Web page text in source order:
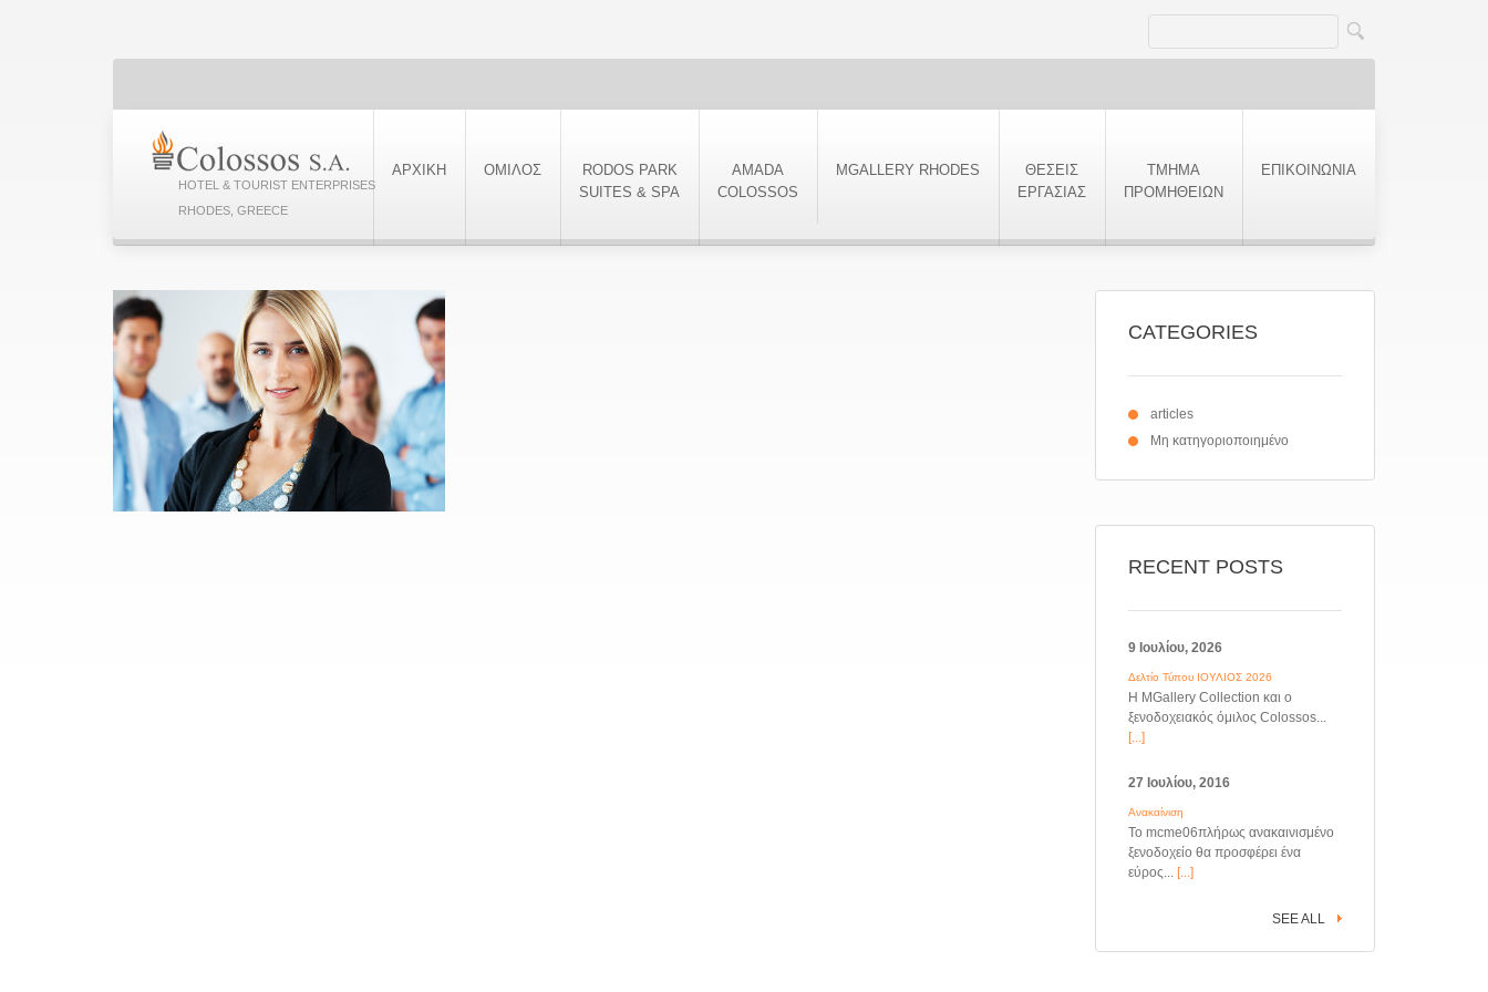
HOTEL & TOURIST ENTERPRISES
RHODES, GREECE
ΑΡΧΙΚΗ ΟΜΙΛΟΣ
RODOS PARK
SUITES & SPA
AMADA
COLOSSOS
MGALLERY RHODES
ΘΕΣΕΙΣ
ΕΡΓΑΣΙΑΣ
ΤΜΗΜΑ
ΠΡΟΜΗΘΕΙΩΝ
ΕΠΙΚΟΙΝΩΝΙΑ
CATEGORIES
articles
Μη κατηγοριοποιημένο
RECENT POSTS
9 Ιουλίου, 2026
Δελτίο Τύπου ΙΟΥΛΙΟΣ 2026
Η MGallery Collection και ο
ξενοδοχειακός όμιλος Colossos...
[...]
27 Ιουλίου, 2016
Ανακαίνιση
Το mcme06πλήρως ανακαινισμένο
ξενοδοχείο θα προσφέρει ένα
εύρος... [...]
SEE ALL